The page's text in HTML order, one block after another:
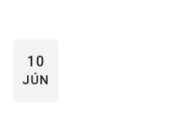
10
JÚN